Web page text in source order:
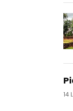
14